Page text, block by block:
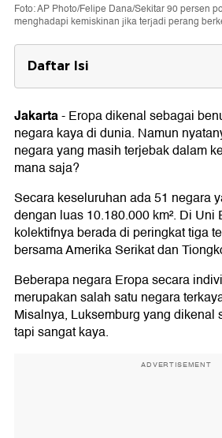
Foto: AP Photo/Felipe Dana/Sekitar 90 persen
menghadapi kemiskinan jika terjadi perang
Daftar Isi
Ukraina Jadi Negara
5 Negara Termiskin di Eropa
1. Ukraina
2. Kosovo
3. Moldova
5. Makedonia Utara
Jakarta-Eropa dikenal sebagai
negara kaya di dunia. Namun
negara yang masih terjebak dalam
mana saja?
Secara keseluruhan ada 51 negara
dengan luas 10.180.000 km². Di Uni
kolektifnya berada di peringkat tiga
bersama Amerika Serikat dan
Beberapa negara Eropa secara
merupakan salah satu negara
Misalnya, Luksemburg yang dikenal
tapi sangat kaya.
ADVERTISEMENT